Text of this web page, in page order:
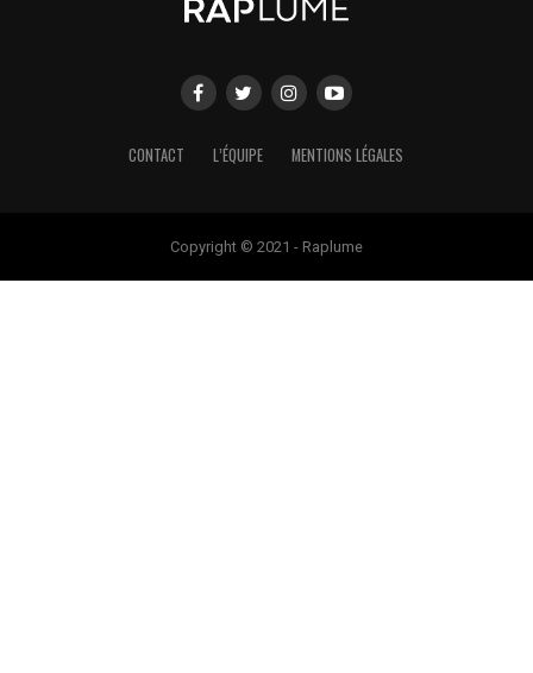
CONTACT L’ÉQUIPE MENTIONS LÉGALES
Copyright © 2021 - Raplume